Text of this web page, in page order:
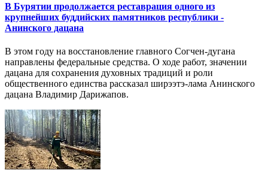
В Бурятии продолжается реставрация одного из
крупнейших буддийских памятников республики -
Анинского дацана
В этом году на восстановление главного Согчен-дугана
направлены федеральные средства. О ходе работ, значении
дацана для сохранения духовных традиций и роли
общественного единства рассказал ширээтэ-лама Анинского
дацана Владимир Дарижапов.